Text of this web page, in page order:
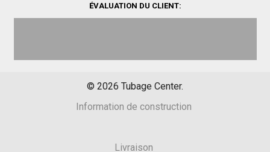
ÉVALUATION DU CLIENT:
© 2026 Tubage Center.
Information de construction
Livraison